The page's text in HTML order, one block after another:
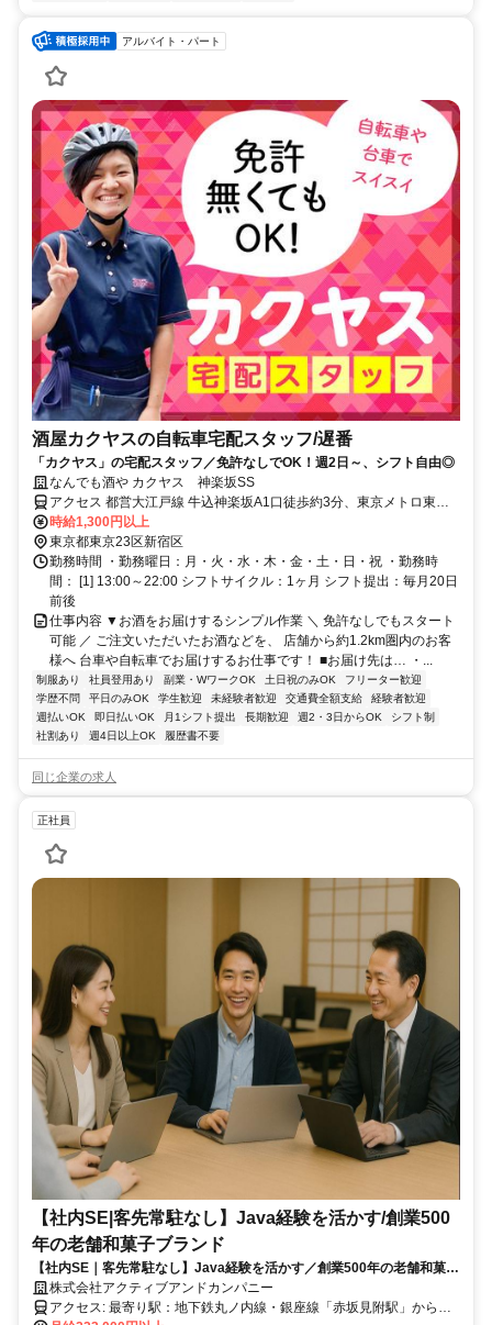
アルバイト・パート
酒屋カクヤスの自転車宅配スタッフ/遅番
「カクヤス」の宅配スタッフ／免許なしでOK！週2日～、シフト自由◎
なんでも酒や カクヤス 神楽坂SS
アクセス 都営大江戸線 牛込神楽坂A1口徒歩約3分、東京メトロ東西
線/ＪＲ中央本線 神楽坂2番口徒歩約9分、東京メトロ有楽町線 市ヶ谷
5番口徒歩約12分 ※マイカー（車・バイク）通勤不可
時給1,300円以上
東京都東京23区新宿区
勤務時間 ・勤務曜日：月・火・水・木・金・土・日・祝 ・勤務時
間： [1] 13:00～22:00 シフトサイクル：1ヶ月 シフト提出：毎月20日
前後
仕事内容 ▼お酒をお届けするシンプル作業 ＼ 免許なしでもスタート
可能 ／ ご注文いただいたお酒などを、 店舗から約1.2km圏内のお客
様へ 台車や自転車でお届けするお仕事です！ ■お届け先は… ・...
制服あり 社員登用あり 副業・WワークOK 土日祝のみOK
フリーター歓迎
学歴不問
平日のみOK 学生歓迎 未経験者歓迎 交通費全額支給
経験者歓迎
週払いOK
即日払いOK 月1シフト提出 長期歓迎 週2・3日からOK
シフト制
社割あり
週4日以上OK 履歴書不要
同じ企業の求人
正社員
【社内SE|客先常駐なし】Java経験を活かす/創業500
年の老舗和菓子ブランド
【社内SE｜客先常駐なし】Java経験を活かす／創業500年の老舗和菓子
ブランド
株式会社アクティブアンドカンパニー
アクセス: 最寄り駅：地下鉄丸ノ内線・銀座線「赤坂見附駅」から徒